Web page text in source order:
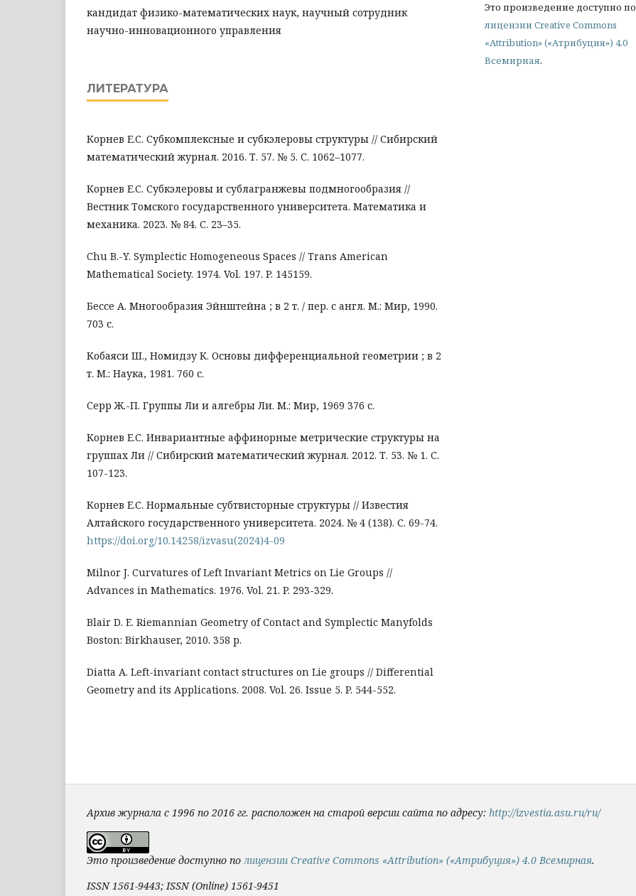
кандидат физико-математических наук, научный сотрудник
научно-инновационного управления
ЛИТЕРАТУРА
Корнев Е.С. Субкомплексные и субкэлеровы структуры // Сибирский
математический журнал. 2016. Т. 57. № 5. С. 1062–1077.
Корнев Е.С. Субкэлеровы и сублагранжевы подмногообразия //
Вестник Томского государственного университета. Математика и
механика. 2023. № 84. С. 23–35.
Chu B.-Y. Symplectic Homogeneous Spaces // Trans American
Mathematical Society. 1974. Vol. 197. P. 145159.
Бессе А. Многообразия Эйнштейна ; в 2 т. / пер. с англ. М.: Мир, 1990.
703 с.
Кобаяси Ш., Номидзу К. Основы дифференциальной геометрии ; в 2
т. М.: Наука, 1981. 760 с.
Серр Ж.-П. Группы Ли и алгебры Ли. М.: Мир, 1969 376 с.
Корнев Е.С. Инвариантные аффинорные метрические структуры на
группах Ли // Сибирский математический журнал. 2012. Т. 53. № 1. С.
107-123.
Корнев Е.С. Нормальные субтвисторные структуры // Известия
Алтайского государственного университета. 2024. № 4 (138). С. 69-74.
https://doi.org/10.14258/izvasu(2024)4-09
Milnor J. Curvatures of Left Invariant Metrics on Lie Groups //
Advances in Mathematics. 1976. Vol. 21. P. 293-329.
Blair D. E. Riemannian Geometry of Contact and Symplectic Manyfolds
Boston: Birkhauser, 2010. 358 p.
Diatta A. Left-invariant contact structures on Lie groups // Differential
Geometry and its Applications. 2008. Vol. 26. Issue 5. P. 544-552.
Это произведение доступно по
лицензии Creative Commons
«Attribution» («Атрибуция») 4.0
Всемирная.
Архив журнала с 1996 по 2016 гг. расположен на старой версии сайта по адресу: http://izvestia.asu.ru/ru/
Это произведение доступно полицензии Creative Commons «Attribution» («Атрибуция») 4.0 Всемирная.
ISSN 1561-9443; ISSN (Online) 1561-9451